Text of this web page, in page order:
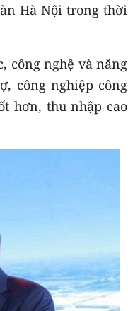
Hà Nội trong thời
công nghệ và năng
công nghiệp công
hơn, thu nhập cao